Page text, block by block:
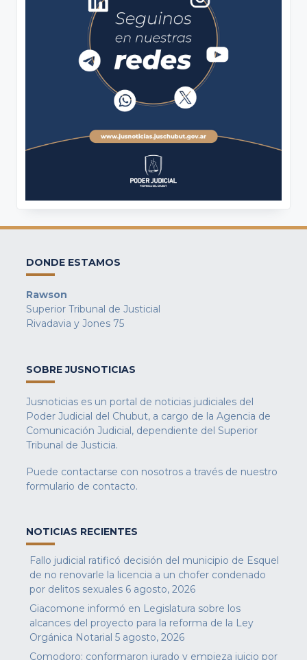
DONDE ESTAMOS
Rawson
Superior Tribunal de Justicial
Rivadavia y Jones 75
SOBRE JUSNOTICIAS
Jusnoticias es un portal de noticias judiciales del
Poder Judicial del Chubut, a cargo de la Agencia de
Comunicación Judicial, dependiente del Superior
Tribunal de Justicia.
Puede contactarse con nosotros a través de nuestro
formulario de contacto.
NOTICIAS RECIENTES
Fallo judicial ratificó decisión del municipio de Esquel
de no renovarle la licencia a un chofer condenado
por delitos sexuales 6 agosto, 2026
Giacomone informó en Legislatura sobre los
alcances del proyecto para la reforma de la Ley
Orgánica Notarial 5 agosto, 2026
Comodoro: conformaron jurado y empieza juicio por